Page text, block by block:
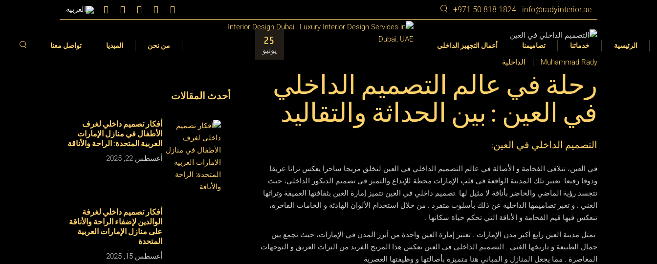
info@radyinterior.ae
+971 50 818 1824
الرئيسية خدماتنا تصاميمنا
التصميم الداخلي
التصميم الداخلي 360 VR
أعمال التجهيز الداخلي
Dubai
الشارقة
عجمان
رأس الخيمة
أبوظبي
العين
من نحن الميديا
مقالات
تواصل معنا
الداخلي
الطبيعية في
التصميم الداخلي 360 VR
الشارقة
عجمان
أم القيوين
العين
25
يونيو
Muhammad Rady
الداخلية
رحلة في عالم التصميم الداخلي
في العين : بين الحداثة والتقاليد
التصميم الداخلي في العين:
في العين، تتلاقى الفخامة و الأصالة في عالم التصميم الداخلي في العين لتخلق مزيجا ساحرا يعكس تراثا عريقا
وذوقا رفيعا. تعتبر تلك المدينة الواقعة في قلب الإمارات محطة للإبداع والتميز في تصميم الديكور الداخلي، حيث
تتجسد رؤية الماضي والحاضر بأناقة لا مثيل لها .تصميم داخلي في العين تتميز إمارة العين بثقافتها العميقة وتراثها
الغني . و تعبر تصاميمها الداخلية عن ذلك بأسلوب متفرد . من خلال استخدام الألوان الهادئة و الخامات الفاخرة،
تنعكس فيها قيم الفخامة و الأناقة التي تحكم حياة سكانها .
تمثل مدينة العين رابع أكبر مدن الإمارات . تعتبر إمارة العين واحدة من أبرز المدن في الإمارات، حيث تجمع بين
جمال الطبيعة و تاريخها الغني . التصميم الداخلي في العين يعكس هذا المزيج الفريد من التراث العريق و التوجهات
المعاصرة . مما يجعل المنازل و المباني هنا متميزة بأصالتها و وظيفتها العصرية
أحدث المقالات
أفكار تصميم داخلي لغرف
الأطفال في منازل الإمارات
العربية المتحدة: الراحة والأناقة
أغسطس 22, 2025
أفكار تصميم داخلي لغرفة
الوالدين لإضفاء الراحة والأناقة
على منازل الإمارات العربية
المتحدة
أغسطس 15, 2025